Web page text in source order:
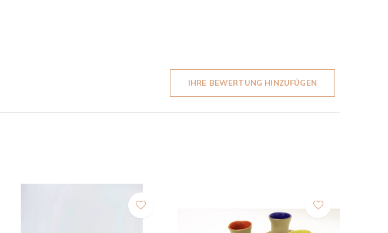
IHRE BEWERTUNG HINZUFÜGEN